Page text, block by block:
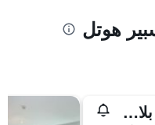
هوتل
ستامفورد بلازا أوكلاند